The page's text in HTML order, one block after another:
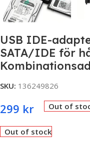
USB IDE-
SATA/IDE för
SKU: 136249826
299 kr Out of
Out of stock